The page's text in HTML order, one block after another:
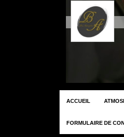
ACCUEIL
FORMULAIRE DE